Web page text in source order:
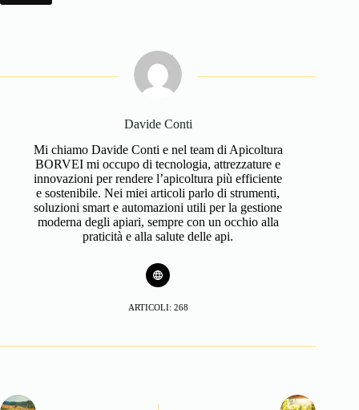
Davide Conti
Mi chiamo Davide Conti e nel team di Apicoltura
BORVEI mi occupo di tecnologia, attrezzature e
innovazioni per rendere l’apicoltura più efficiente
e sostenibile. Nei miei articoli parlo di strumenti,
soluzioni smart e automazioni utili per la gestione
moderna degli apiari, sempre con un occhio alla
praticità e alla salute delle api.
ARTICOLI: 268